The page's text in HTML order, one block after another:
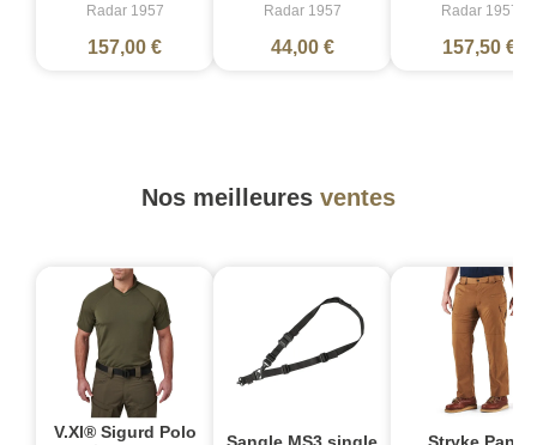
Radar 1957
157,00 €
Radar 1957
44,00 €
Radar 1957
157,50 €
Nos meilleures ventes
V.XI® Sigurd Polo
Sangle MS3 single
Stryke Pant -